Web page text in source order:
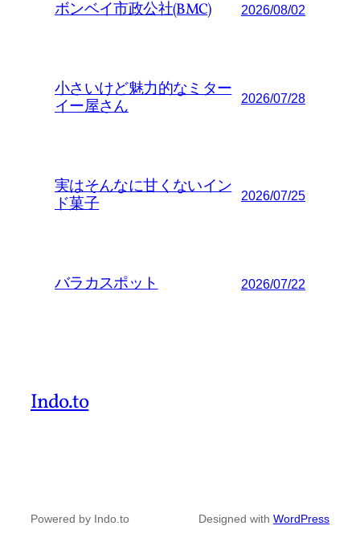
ボンベイ市政公社(BMC) 2026/08/02
小さいけど魅力的なミター
イー屋さん
2026/07/28
実はそんなに甘くないイン
ド菓子
2026/07/25
バラカスポット 2026/07/22
Indo.to
Powered by Indo.to Designed with WordPress